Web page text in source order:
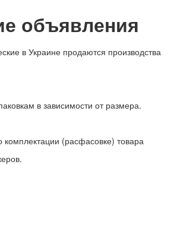
объявления
в Украине продаются производства
в зависимости от размера.
комплектации (расфасовке) товара